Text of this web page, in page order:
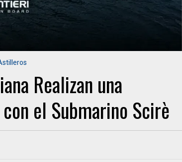
Realizan una
el Submarino Scirè